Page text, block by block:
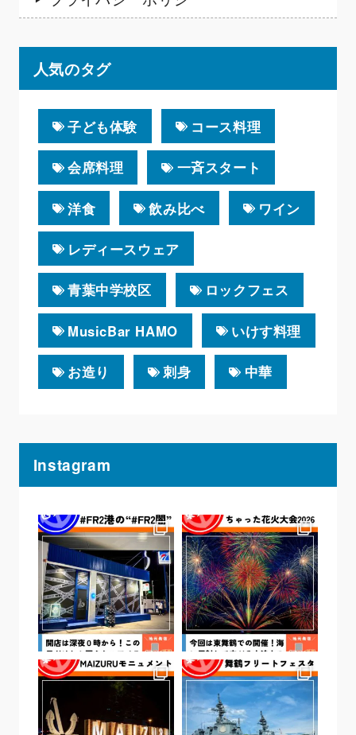
人気のタグ
子ども体験 コース料理
会席料理 一斉スタート
洋食 飲み比べ ワイン
レディースウェア
青葉中学校区 ロックフェス
MusicBar HAMO いけす料理
お造り 刺身 中華
Instagram